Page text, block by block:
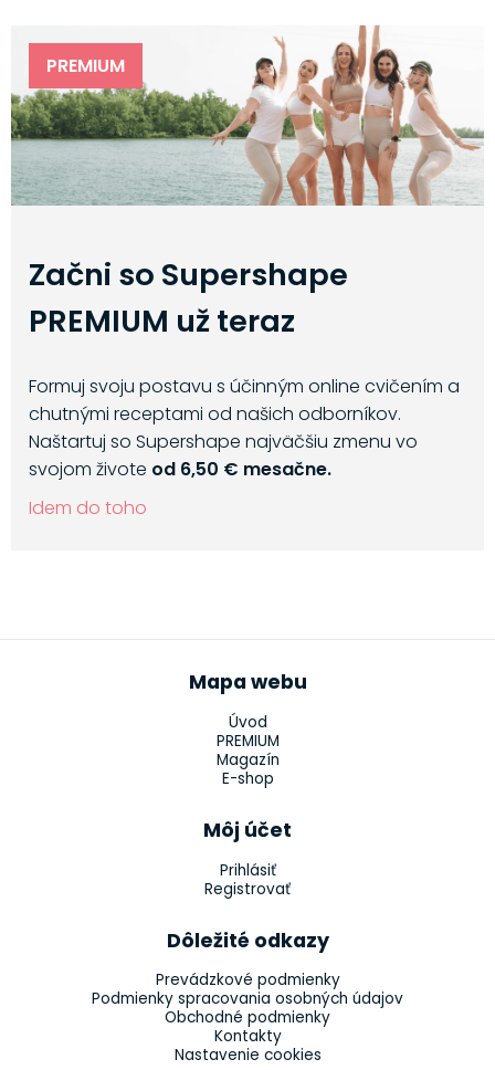
PREMIUM
Začni so Supershape
PREMIUM už teraz
Formuj svoju postavu s účinným online cvičením a
chutnými receptami od našich odborníkov.
Naštartuj so Supershape najväčšiu zmenu vo
svojom živote od 6,50 € mesačne.
Idem do toho
Mapa webu
Úvod
PREMIUM
Magazín
E-shop
Môj účet
Prihlásiť
Registrovať
Dôležité odkazy
Prevádzkové podmienky
Podmienky spracovania osobných údajov
Obchodné podmienky
Kontakty
Nastavenie cookies